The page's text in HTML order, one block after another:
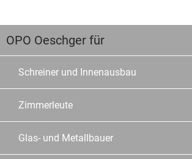
OPO Oeschger für
Schreiner und Innenausbau
Zimmerleute
Glas- und Metallbauer